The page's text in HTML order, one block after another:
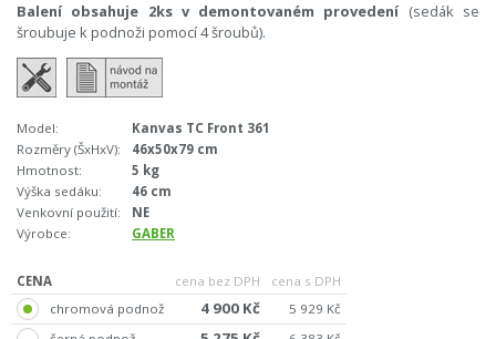
Balení obsahuje 2ks v demontovaném provedení(sedák se
šroubuje k podnoži pomocí 4 šroubů).
Model:
Kanvas TC Front 361
Rozměry (ŠxHxV):
46x50x79 cm
Hmotnost:
5 kg
Výška sedáku:
46 cm
Venkovní použití:
NE
Výrobce:
GABER
CENA cena bez DPH
cena s DPH
chromová podnož
4 900 Kč
5 929 Kč